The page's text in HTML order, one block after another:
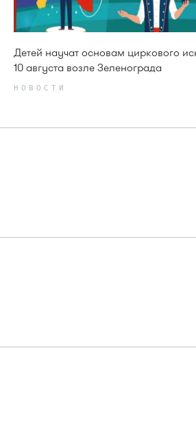
Детей научат основам циркового
10 августа возле Зеленограда
НОВОСТИ